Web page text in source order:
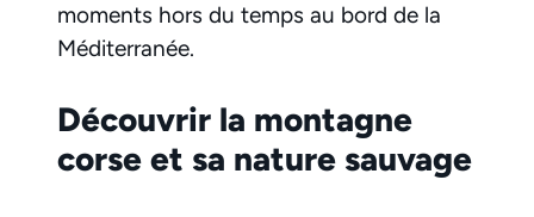
moments hors du temps au bord de la
Méditerranée.
Découvrir la montagne
corse et sa nature sauvage